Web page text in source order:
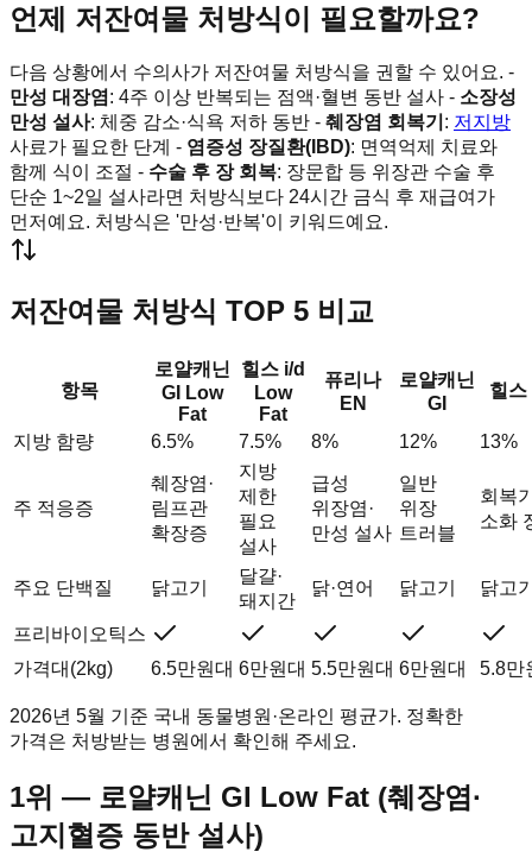
언제 저잔여물 처방식이 필요할까요?
다음 상황에서 수의사가 저잔여물 처방식을 권할 수 있어요. -
만성 대장염: 4주 이상 반복되는 점액·혈변 동반 설사 - 소장성
만성 설사: 체중 감소·식욕 저하 동반 - 췌장염 회복기 : 저지방
사료가 필요한 단계 - 염증성 장질환(IBD): 면역억제 치료와
함께 식이 조절 - 수술 후 장 회복: 장문합 등 위장관 수술 후
단순 1~2일 설사라면 처방식보다 24시간 금식 후 재급여가
먼저예요. 처방식은 '만성·반복'이 키워드예요.
저잔여물 처방식 TOP 5 비교
항목
로얄캐닌
GI Low
Fat
힐스 i/d
Low
Fat
퓨리나
EN
로얄캐닌
GI
힐스
지방 함량 6.5% 7.5% 8% 12% 13%
주 적응증
췌장염·
림프관
확장증
지방
제한
필요
설사
급성
위장염·
만성 설사
일반
위장
트러블
회복
소화
주요 단백질 닭고기
달걀·
돼지간
닭·연어 닭고기 닭고
프리바이오틱스
가격대(2kg)
6.5만원대 6만원대 5.5만원대 6만원대 5.8만
2026년 5월 기준 국내 동물병원·온라인 평균가. 정확한
가격은 처방받는 병원에서 확인해 주세요.
1위 — 로얄캐닌 GI Low Fat (췌장염·
고지혈증 동반 설사)